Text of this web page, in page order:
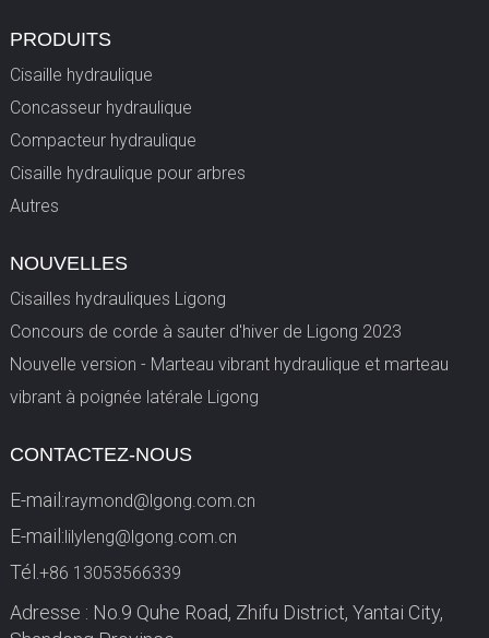
PRODUITS
Cisaille hydraulique
Concasseur hydraulique
Compacteur hydraulique
Cisaille hydraulique pour arbres
Autres
NOUVELLES
Cisailles hydrauliques Ligong
Concours de corde à sauter d'hiver de Ligong 2023
Nouvelle version - Marteau vibrant hydraulique et marteau
vibrant à poignée latérale Ligong
CONTACTEZ-NOUS
E-mail:raymond@lgong.com.cn
E-mail:lilyleng@lgong.com.cn
Tél. +86 13053566339
Adresse : No.9 Quhe Road, Zhifu District, Yantai City,